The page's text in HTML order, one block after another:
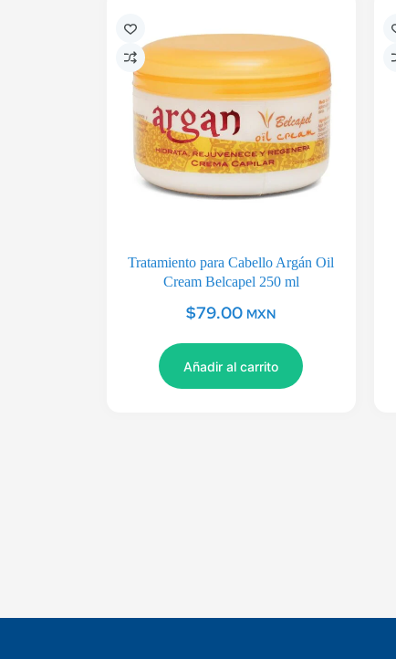
Tratamiento para Cabello Argán Oil
Cream Belcapel 250 ml
$79.00 MXN
Añadir al carrito